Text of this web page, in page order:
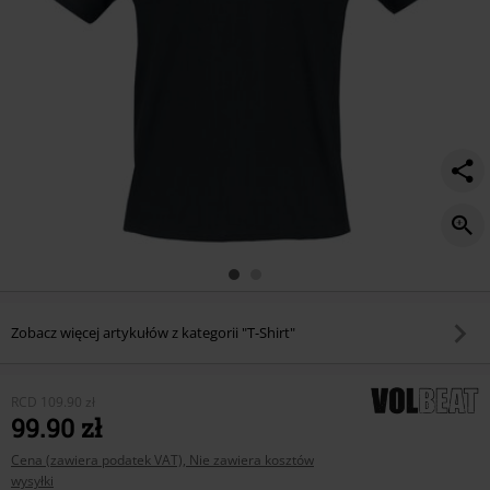
Zobacz więcej artykułów z kategorii "T-Shirt"
RCD 109.90 zł
99.90 zł
Cena (zawiera podatek VAT), Nie zawiera kosztów
wysyłki